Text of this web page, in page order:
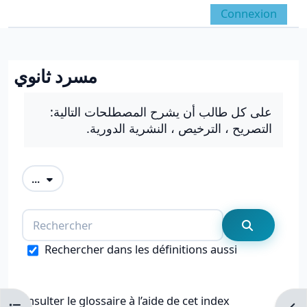
Panneau latéral
Activer/désactiver la
Connexion
مسرد ثانوي
على كل طالب أن يشرح المصطلحات التالية:
التصريح ، الترخيص ، النشرية الدورية.
... Exporter des articles
Rechercher
Rechercher dans les définitions aussi
Consulter le glossaire à l’aide de cet index